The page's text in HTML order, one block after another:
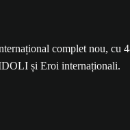
complet nou, cu
și Eroi internaționali.